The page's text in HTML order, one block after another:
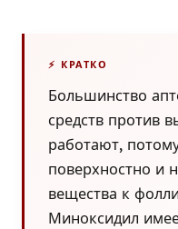
⚡ КРАТКО
Большинство
средств против
работают,
поверхностно и
вещества к
Миноксидил